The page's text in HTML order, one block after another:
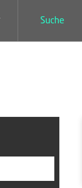
Suche